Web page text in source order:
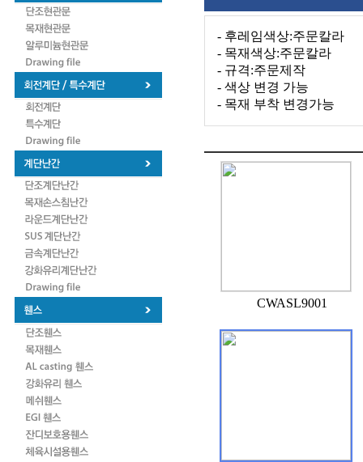
CWASL9001
- 후레임색상:주문칼라
- 목재색상:주문칼라
- 규격:주문제작
- 색상 변경 가능
- 목재 부착 변경가능